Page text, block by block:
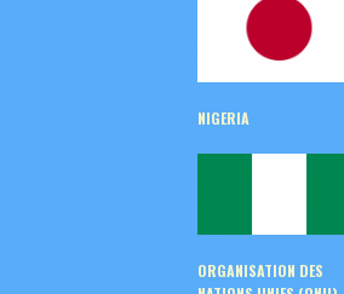
NIGERIA
ORGANISATION DES